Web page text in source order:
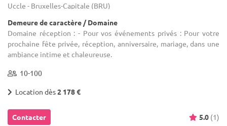
Uccle - Bruxelles-Capitale (BRU)
Demeure de caractère / Domaine
Domaine réception : - Pour vos événements privés : Pour votre
prochaine fête privée, réception, anniversaire, mariage, dans une
ambiance intime et chaleureuse.
10-100
Location dès2 178 €
Contacter 5.0 (1)